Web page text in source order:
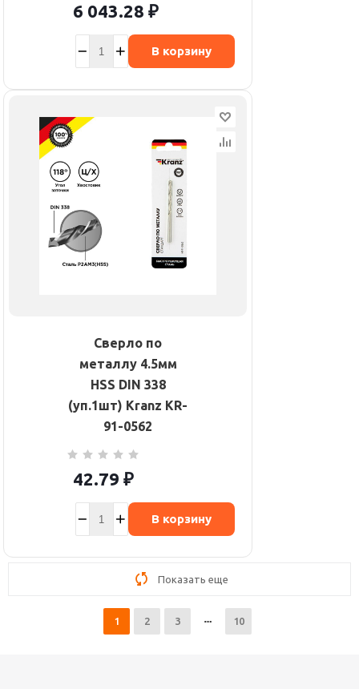
6 043.28 ₽
В корзину
Сверло по
металлу 4.5мм
HSS DIN 338
(уп.1шт) Kranz KR-
91-0562
42.79 ₽
В корзину
Показать еще
1 2 3 10